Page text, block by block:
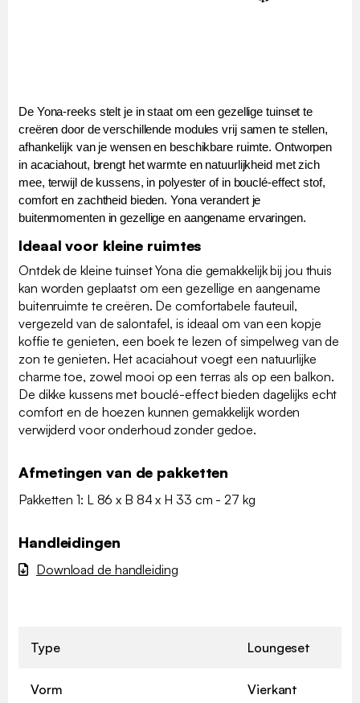
De Yona-reeks stelt je in staat om een gezellige tuinset te
creëren door de verschillende modules vrij samen te stellen,
afhankelijk van je wensen en beschikbare ruimte. Ontworpen
in acaciahout, brengt het warmte en natuurlijkheid met zich
mee, terwijl de kussens, in polyester of in bouclé-effect stof,
comfort en zachtheid bieden. Yona verandert je
buitenmomenten in gezellige en aangename ervaringen.
Ideaal voor kleine ruimtes
Ontdek de kleine tuinset Yona die gemakkelijk bij jou thuis
kan worden geplaatst om een gezellige en aangename
buitenruimte te creëren. De comfortabele fauteuil,
vergezeld van de salontafel, is ideaal om van een kopje
koffie te genieten, een boek te lezen of simpelweg van de
zon te genieten. Het acaciahout voegt een natuurlijke
charme toe, zowel mooi op een terras als op een balkon.
De dikke kussens met bouclé-effect bieden dagelijks echt
comfort en de hoezen kunnen gemakkelijk worden
verwijderd voor onderhoud zonder gedoe.
Afmetingen van de pakketten
Pakketten 1: L 86 x B 84 x H 33 cm - 27 kg
Handleidingen
Download de handleiding
Type Loungeset
Vorm Vierkant